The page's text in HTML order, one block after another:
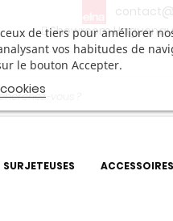
Showroom
de tiers pour améliorer
vos habitudes de
le bouton Accepter.
SURJETEUSES ACCESSOIRES